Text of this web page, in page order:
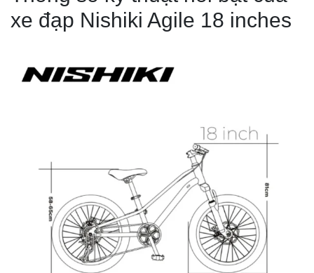
xe đạp Nishiki Agile 18 inches